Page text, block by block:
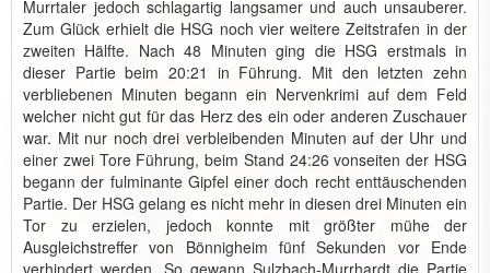
Murrtaler jedoch schlagartig langsamer und auch unsauberer.
Zum Glück erhielt die HSG noch vier weitere Zeitstrafen in der
zweiten Hälfte. Nach 48 Minuten ging die HSG erstmals in
dieser Partie beim 20:21 in Führung. Mit den letzten zehn
verbliebenen Minuten begann ein Nervenkrimi auf dem Feld
welcher nicht gut für das Herz des ein oder anderen Zuschauer
war. Mit nur noch drei verbleibenden Minuten auf der Uhr und
einer zwei Tore Führung, beim Stand 24:26 vonseiten der HSG
begann der fulminante Gipfel einer doch recht enttäuschenden
Partie. Der HSG gelang es nicht mehr in diesen drei Minuten ein
Tor zu erzielen, jedoch konnte mit größter mühe der
Ausgleichstreffer von Bönnigheim fünf Sekunden vor Ende
verhindert werden. So gewann Sulzbach-Murrhardt die Partie